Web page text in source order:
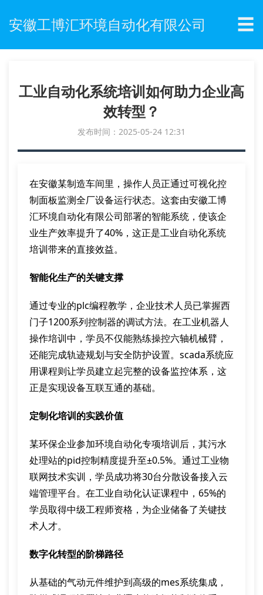
安徽工博汇环境自动化有限公司 ☰
工业自动化系统培训如何助力企业高
效转型？
发布时间：2025-05-24 12:31
在安徽某制造车间里，操作人员正通过可视化控
制面板监测全厂设备运行状态。这套由安徽工博
汇环境自动化有限公司部署的智能系统，使该企
业生产效率提升了40%，这正是工业自动化系统
培训带来的直接效益。
智能化生产的关键支撑
通过专业的plc编程教学，企业技术人员已掌握西
门子1200系列控制器的调试方法。在工业机器人
操作培训中，学员不仅能熟练操控六轴机械臂，
还能完成轨迹规划与安全防护设置。scada系统应
用课程则让学员建立起完整的设备监控体系，这
正是实现设备互联互通的基础。
定制化培训的实践价值
某环保企业参加环境自动化专项培训后，其污水
处理站的pid控制精度提升至±0.5%。通过工业物
联网技术实训，学员成功将30台分散设备接入云
端管理平台。在工业自动化认证课程中，65%的
学员取得中级工程师资格，为企业储备了关键技
术人才。
数字化转型的阶梯路径
从基础的气动元件维护到高级的mes系统集成，